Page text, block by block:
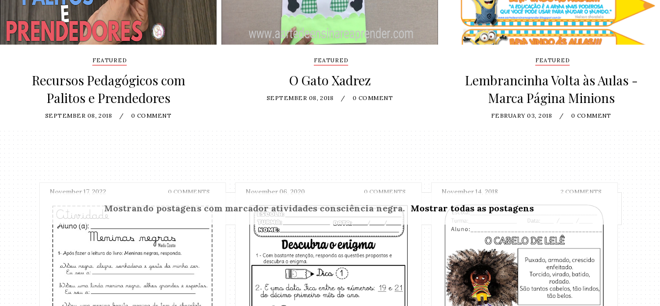
FEATURED
Recursos Pedagógicos com
Palitos e Prendedores
SEPTEMBER 08, 2018 / 0 COMMENT
FEATURED
O Gato Xadrez
SEPTEMBER 08, 2018 / 0 COMMENT
FEATURED
Lembrancinha Volta às Aulas -
Marca Página Minions
FEBRUARY 03, 2018 / 0 COMMENT
Mostrando postagens com marcadoratividades consciência negra. Mostrar todas as postagens
November 17, 2022 0 COMMENTS November 06, 2020 0 COMMENTS November 14, 2018 2 COMMENTS